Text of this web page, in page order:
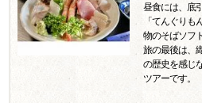
昼食には、底
「てんぐりも
物のそばソフ
旅の最後は、
の歴史を感じ
ツアーです。